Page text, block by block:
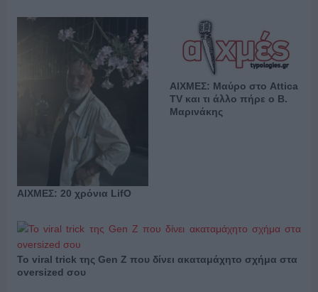
ΑΙΧΜΕΣ: 20 χρόνια LifO
ΑΙΧΜΕΣ: Μαύρο στο Attica
TV και τι άλλο πήρε ο Β.
Μαρινάκης
Το viral trick της Gen Z που δίνει ακαταμάχητο σχήμα στα
oversized σου